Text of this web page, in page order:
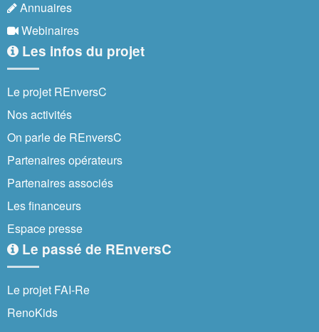
Annuaires
Webinaires
Les infos du projet
Le projet REnversC
Nos activités
On parle de REnversC
Partenaires opérateurs
Partenaires associés
Les financeurs
Espace presse
Le passé de REnversC
Le projet FAI-Re
RenoKids